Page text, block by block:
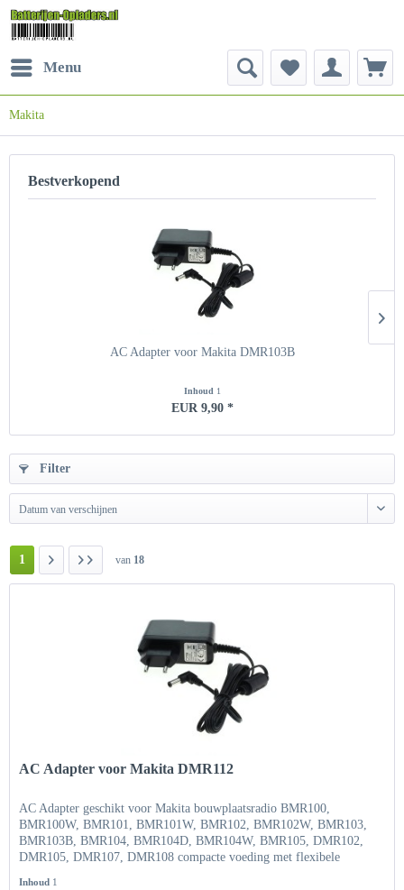
Menu
Makita
Bestverkopend
AC Adapter voor Makita DMR103B
Inhoud 1
EUR 9,90 *
Filter
Datum van verschijnen
1 van 18
AC Adapter voor Makita DMR112
AC Adapter geschikt voor Makita bouwplaatsradio BMR100,
BMR100W, BMR101, BMR101W, BMR102, BMR102W, BMR103,
BMR103B, BMR104, BMR104D, BMR104W, BMR105, DMR102,
DMR105, DMR107, DMR108 compacte voeding met flexibele
Inhoud 1